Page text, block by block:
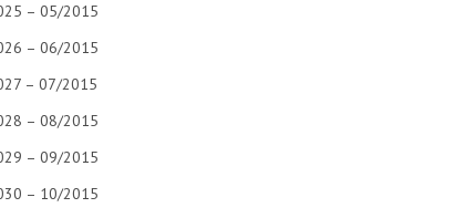
– 05/2015
– 06/2015
– 07/2015
– 08/2015
– 09/2015
– 10/2015